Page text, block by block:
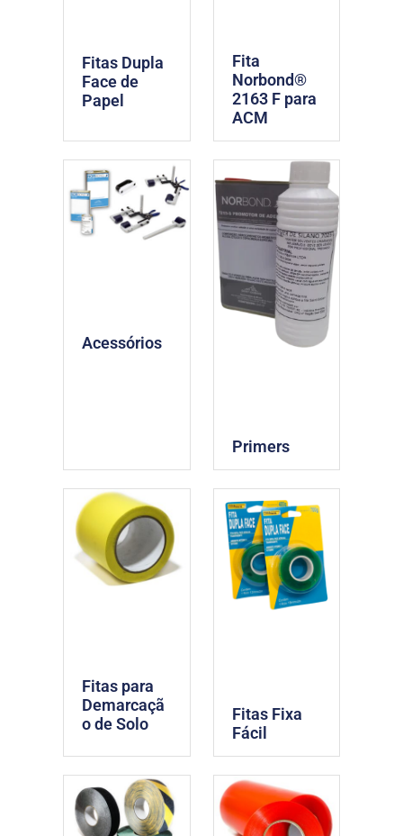
Fitas Dupla
Face de
Papel
Fita
Norbond®
2163 F para
ACM
Acessórios
Primers
Fitas para
Demarcaçã
o de Solo
Fitas Fixa
Fácil